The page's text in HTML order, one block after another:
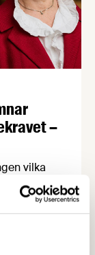
–
vilka
vilket
fastställs